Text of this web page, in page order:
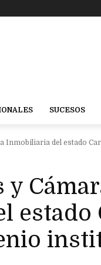
SUCESOS
Inmobiliaria del estado
y
estado